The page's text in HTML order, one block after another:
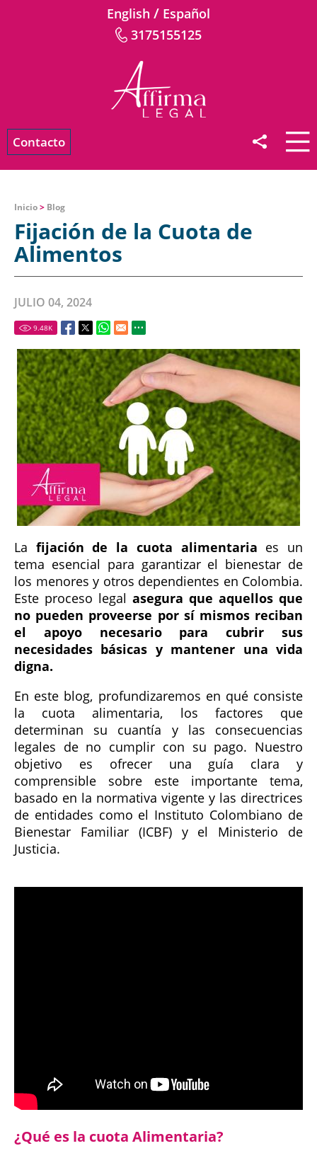
English / Español
3175155125
Contacto
Inicio> Blog
Fijación de la Cuota de
Alimentos
JULIO 04, 2024
9.48K
La fijación de la cuota alimentaria es un
tema esencial para garantizar el bienestar de
los menores y otros dependientes en Colombia.
Este proceso legal asegura que aquellos que
no pueden proveerse por sí mismos reciban
el apoyo necesario para cubrir sus
necesidades básicas y mantener una vida
digna.
En este blog, profundizaremos en qué consiste
la cuota alimentaria, los factores que
determinan su cuantía y las consecuencias
legales de no cumplir con su pago. Nuestro
objetivo es ofrecer una guía clara y
comprensible sobre este importante tema,
basado en la normativa vigente y las directrices
de entidades como el Instituto Colombiano de
Bienestar Familiar (ICBF) y el Ministerio de
Justicia.
¿Qué es la cuota Alimentaria?